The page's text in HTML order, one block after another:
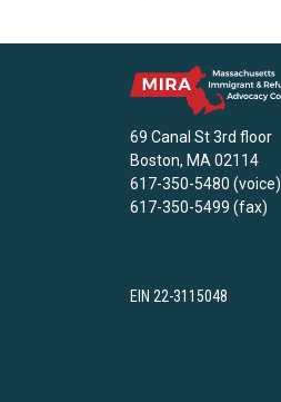
69 Canal St 3rd floor
Boston, MA 02114
617-350-5480 (voice) |
617-350-5499 (fax)
EIN 22-3115048